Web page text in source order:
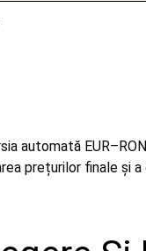
automată
prețurilor finale și